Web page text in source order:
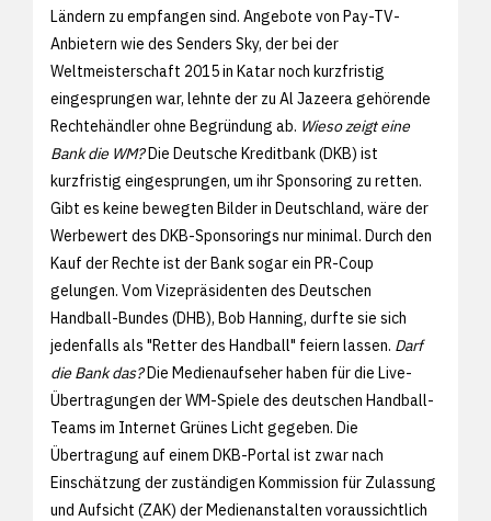
Ländern zu empfangen sind. Angebote von Pay-TV-
Anbietern wie des Senders Sky, der bei der
Weltmeisterschaft 2015 in Katar noch kurzfristig
eingesprungen war, lehnte der zu Al Jazeera gehörende
Rechtehändler ohne Begründung ab. Wieso zeigt eine
Bank die WM?Die Deutsche Kreditbank (DKB) ist
kurzfristig eingesprungen, um ihr Sponsoring zu retten.
Gibt es keine bewegten Bilder in Deutschland, wäre der
Werbewert des DKB-Sponsorings nur minimal. Durch den
Kauf der Rechte ist der Bank sogar ein PR-Coup
gelungen. Vom Vizepräsidenten des Deutschen
Handball-Bundes (DHB), Bob Hanning, durfte sie sich
jedenfalls als "Retter des Handball" feiern lassen. Darf
die Bank das?Die Medienaufseher haben für die Live-
Übertragungen der WM-Spiele des deutschen Handball-
Teams im Internet Grünes Licht gegeben. Die
Übertragung auf einem DKB-Portal ist zwar nach
Einschätzung der zuständigen Kommission für Zulassung
und Aufsicht (ZAK) der Medienanstalten voraussichtlich